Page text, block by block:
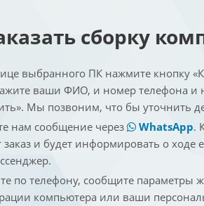
сборку
выбранного ПК нажмите кнопку
ваши ФИО, и номер телефона и
Мы позвоним, что бы уточнить
нам сообщение через
WhatsApp.
и будет информировать о ходе
по телефону, сообщите параметры
компьютера или ваши